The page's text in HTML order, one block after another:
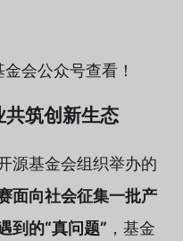
会公众号查看！
筑创新生态
源基金会组织举办的
面向社会征集一批产
到的“真问题” ，基金